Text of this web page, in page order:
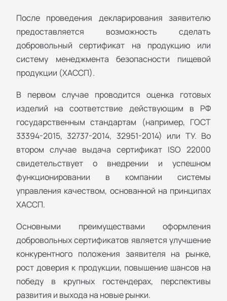
После проведения декларирования заявителю
предоставляется возможность сделать
добровольный сертификат на продукцию или
систему менеджмента безопасности пищевой
продукции (ХАССП).
В первом случае проводится оценка готовых
изделий на соответствие действующим в РФ
государственным стандартам (например, ГОСТ
33394-2015, 32737-2014, 32951-2014) или ТУ. Во
втором случае выдача сертификат ISO 22000
свидетельствует о внедрении и успешном
функционировании в компании системы
управления качеством, основанной на принципах
ХАССП.
Основными преимуществами оформления
добровольных сертификатов является улучшение
конкурентного положения заявителя на рынке,
рост доверия к продукции, повышение шансов на
победу в крупных гостендерах, перспективы
развития и выхода на новые рынки.